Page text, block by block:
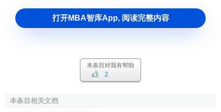
(19) 违约责任 ；
(22)争议的解决；
(23)文字；
打开MBA智库App, 阅读完整内容
本条目对我有帮助
2
本条目相关文档